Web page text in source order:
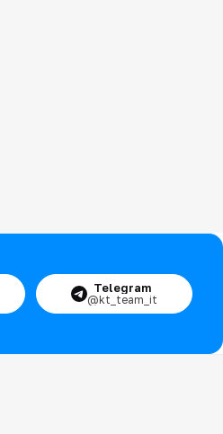
Telegram
@kt_team_it